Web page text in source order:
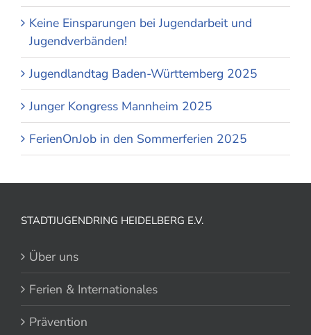
Keine Einsparungen bei Jugendarbeit und
Jugendverbänden!
Jugendlandtag Baden-Württemberg 2025
Junger Kongress Mannheim 2025
FerienOnJob in den Sommerferien 2025
STADTJUGENDRING HEIDELBERG E.V.
Über uns
Ferien & Internationales
Prävention